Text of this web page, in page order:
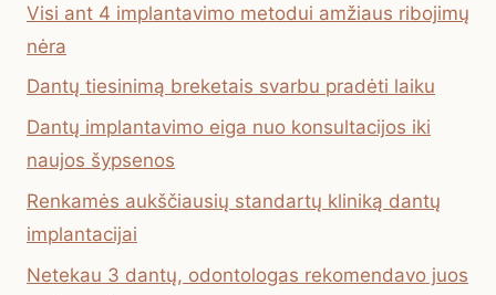
Visi ant 4 implantavimo metodui amžiaus ribojimų
nėra
Dantų tiesinimą breketais svarbu pradėti laiku
Dantų implantavimo eiga nuo konsultacijos iki
naujos šypsenos
Renkamės aukščiausių standartų kliniką dantų
implantacijai
Netekau 3 dantų, odontologas rekomendavo juos